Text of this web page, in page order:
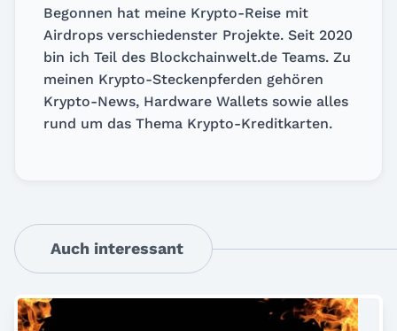
Begonnen hat meine Krypto-Reise mit
Airdrops verschiedenster Projekte. Seit 2020
bin ich Teil des Blockchainwelt.de Teams. Zu
meinen Krypto-Steckenpferden gehören
Krypto-News, Hardware Wallets sowie alles
rund um das Thema Krypto-Kreditkarten.
Auch interessant